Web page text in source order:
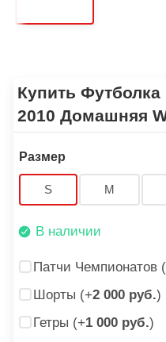
Купить
2010 Домашняя
Размер
S M
В наличии
Патчи Чемпионатов
Шорты (+2 000 руб.)
Гетры (+1 000 руб.)